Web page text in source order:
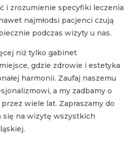
i zrozumienie specyfiki leczenia
najmłodsi pacjenci czują
podczas wizyty u nas.
niż tylko gabinet
gdzie zdrowie i estetyka
harmonii. Zaufaj naszemu
a my zadbamy o
wiele lat. Zapraszamy do
na wizytę wszystkich